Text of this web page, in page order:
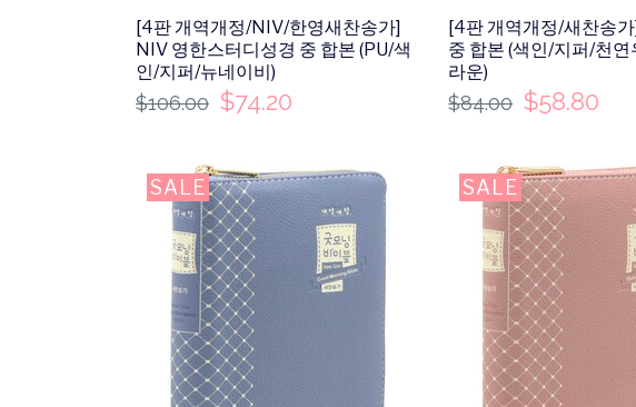
[4판 개역개정/NIV/한영새찬송가]
NIV 영한스터디성경 중 합본 (PU/색
인/지퍼/뉴네이비)
$106.00 $74.20
[4판 개역개정/새찬송
중 합본 (색인/지퍼/천
라운)
$84.00 $58.80
SALE SALE